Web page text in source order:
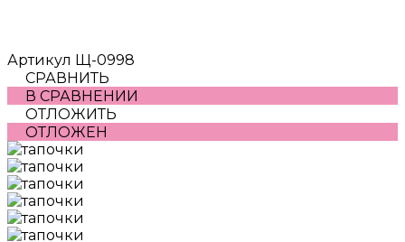
Артикул Щ-0998
СРАВНИТЬ
В СРАВНЕНИИ
ОТЛОЖИТЬ
ОТЛОЖЕН